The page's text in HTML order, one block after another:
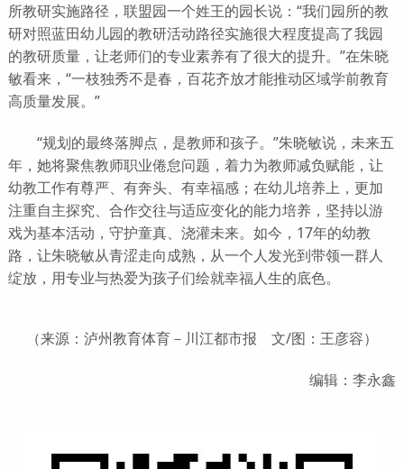
所教研实施路径，联盟园一个姓王的园长说：“我们园所的教
研对照蓝田幼儿园的教研活动路径实施很大程度提高了我园
的教研质量，让老师们的专业素养有了很大的提升。”在朱晓
敏看来，“一枝独秀不是春，百花齐放才能推动区域学前教育
高质量发展。”
“规划的最终落脚点，是教师和孩子。”朱晓敏说，未来五
年，她将聚焦教师职业倦怠问题，着力为教师减负赋能，让
幼教工作有尊严、有奔头、有幸福感；在幼儿培养上，更加
注重自主探究、合作交往与适应变化的能力培养，坚持以游
戏为基本活动，守护童真、浇灌未来。如今，17年的幼教
路，让朱晓敏从青涩走向成熟，从一个人发光到带领一群人
绽放，用专业与热爱为孩子们绘就幸福人生的底色。
（来源：泸州教育体育－川江都市报 文/图：王彦容）
编辑：李永鑫